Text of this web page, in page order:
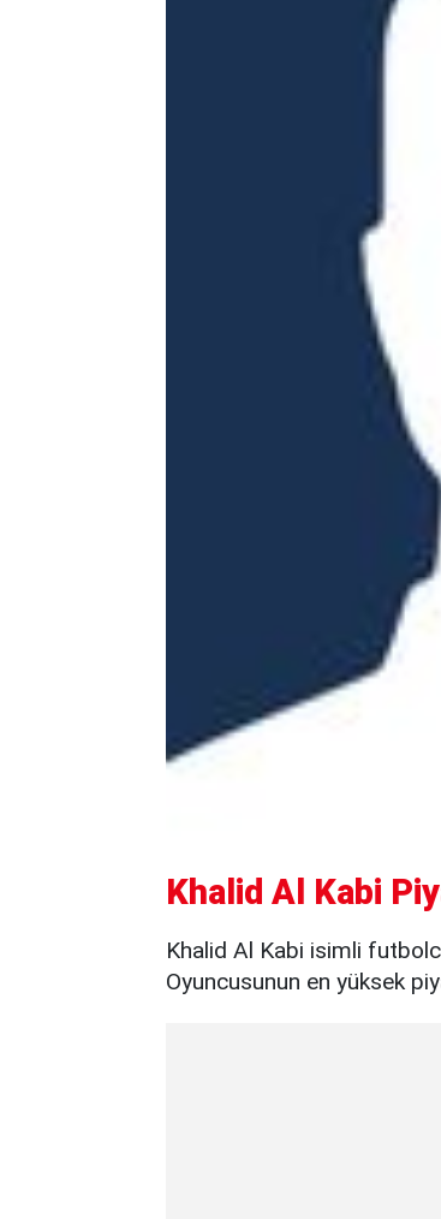
Khalid Al Kabi
Khalid Al Kabi isimli
Oyuncusunun en yüksek